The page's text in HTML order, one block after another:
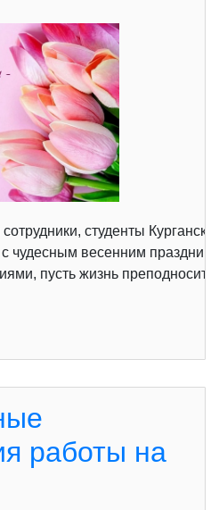
студенты
чудесным весенним
пусть жизнь преподносит
работы на